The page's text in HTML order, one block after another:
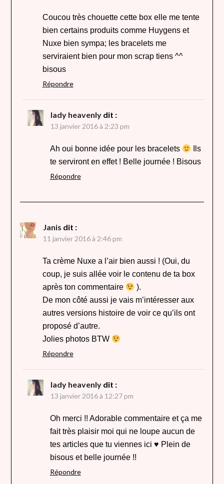
Coucou très chouette cette box elle me tente
bien certains produits comme Huygens et
Nuxe bien sympa; les bracelets me
serviraient bien pour mon scrap tiens ^^
bisous
Répondre
lady heavenly dit :
13 janvier 2016 à 2:23 pm
Ah oui bonne idée pour les bracelets
Ils
te serviront en effet ! Belle journée ! Bisous
Répondre
Janis dit :
11 janvier 2016 à 2:46 pm
Ta crème Nuxe a l’air bien aussi ! (Oui, du
coup, je suis allée voir le contenu de ta box
après ton commentaire
).
De mon côté aussi je vais m’intéresser aux
autres versions histoire de voir ce qu’ils ont
proposé d’autre.
Jolies photos BTW
Répondre
lady heavenly dit :
13 janvier 2016 à 12:27 pm
Oh merci !! Adorable commentaire et ça me
fait très plaisir moi qui ne loupe aucun de
tes articles que tu viennes ici ♥ Plein de
bisous et belle journée !!
Répondre